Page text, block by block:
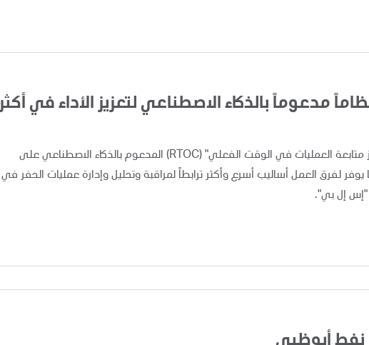
مدعوماً بالذكاء الاصطناعي لتعزيز الأداء في أكثر
أعلنت "أدنوك" اليوم عن تطبيق ونشر نظام "مركز متابعة العمليات في الوقت الفعلي" (RTOC) المدعوم بالذكاء الاصطناعي على
من 120 منصة حفر، مما يوفر لفرق العمل أساليب أسرع وأكثر ترابطاً لمراقبة وتحليل وإدارة عمليات الحفر في
"إس إل بي".
نفط أبوظبي